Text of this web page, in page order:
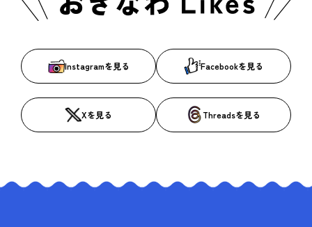
Instagramを見る Facebookを見る
Xを見る Threadsを見る